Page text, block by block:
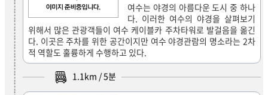
여수는 야경의 아름다운 도시 중 하나
다. 이러한 여수의 야경을 살펴보기
위해서 많은 관광객들이 여수 케이블카 주차타워로 발걸음을 옮긴
다. 이곳은 주차를 위한 공간이지만 여수 야경관람의 명소라는 2차
적 역할도 훌륭하게 수행하고 있다.
1.1 km / 5분